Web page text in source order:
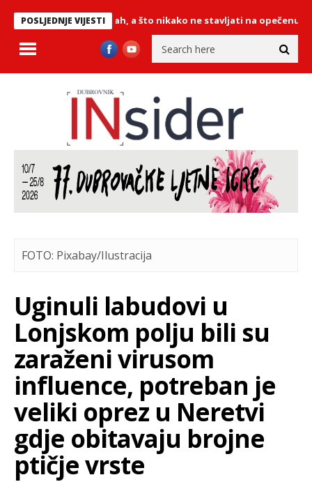
POSLJEDNJE VIJESTI
napraviti odmah, a što nikako ne stavljati na opečenu kožu
FOTO: Pixabay/Ilustracija
Uginuli labudovi u
Lonjskom polju bili su
zaraženi virusom
influence, potreban je
veliki oprez u Neretvi
gdje obitavaju brojne
ptičje vrste